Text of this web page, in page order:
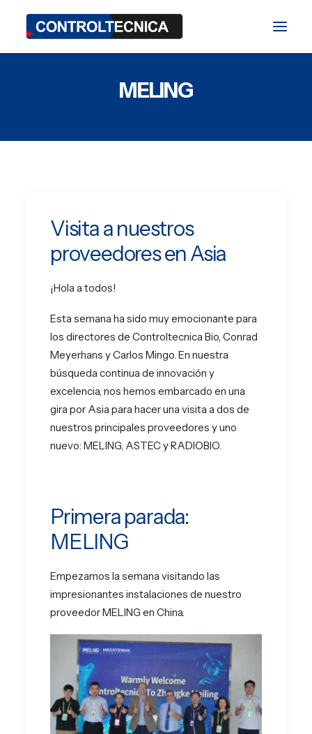
Ferias y Eventos
Contacto
EN
PT
MELING
Visita a nuestros
proveedores en Asia
¡Hola a todos!
Esta semana ha sido muy emocionante para
los directores de Controltecnica Bio, Conrad
Meyerhans y Carlos Mingo. En nuestra
búsqueda continua de innovación y
excelencia, nos hemos embarcado en una
gira por Asia para hacer una visita a dos de
nuestros principales proveedores y uno
nuevo: MELING, ASTEC y RADIOBIO.
Primera parada:
MELING
Empezamos la semana visitando las
impresionantes instalaciones de nuestro
proveedor MELING en China.